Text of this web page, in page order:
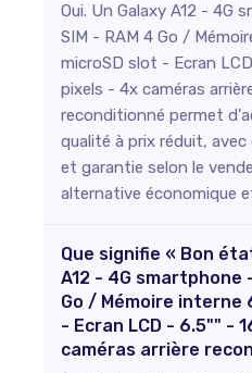
Oui. Un Galaxy A12 - 4G
SIM - RAM 4 Go /
microSD slot - Ecran
pixels - 4x caméras
reconditionné permet
qualité à prix réduit,
et garantie selon le
alternative économique
Que signifie « Bon
A12 - 4G smartphone
Go / Mémoire interne
- Ecran LCD - 6.5"" -
caméras arrière